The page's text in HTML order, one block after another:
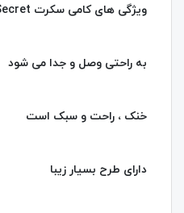
ویژگی های کامی سکرت Cami Secret :
به راحتی وصل و جدا می شود
خنک ، راحت و سبک است
دارای طرح بسیار زیبا